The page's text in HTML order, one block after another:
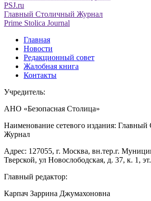
PSJ.ru
Главный Столичный Журнал
Prime Stolica Journal
Главная
Новости
Редакционный совет
Жалобная книга
Контакты
Учредитель:
АНО «Безопасная Столица»
Наименование сетевого издания:
Журнал
Адрес: 127055, г. Москва, вн.тер.г.
Тверской, ул Новослободская, д. 37, к. 1,
Главный редактор:
Карпач Заррина Джумахоновна